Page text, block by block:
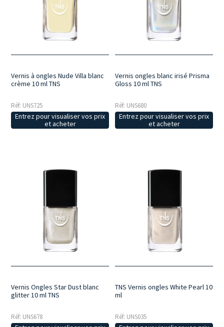
Vernis à ongles Nude Villa blanc
crème 10 ml TNS
Réf: UNS725
Entrez pour visualiser vos prix
et acheter
Vernis ongles blanc irisé Prisma
Gloss 10 ml TNS
Réf: UNS680
Entrez pour visualiser vos prix
et acheter
Vernis Ongles Star Dust blanc
glitter 10 ml TNS
Réf: UNS678
TNS Vernis ongles White Pearl 10
ml
Réf: UNS035